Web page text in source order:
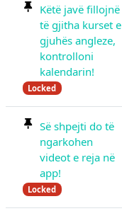
Këtë javë fillojnë
të gjitha kurset e
gjuhës angleze,
kontrolloni
kalendarin!
Locked
Së shpejti do të
ngarkohen
videot e reja në
app!
Locked